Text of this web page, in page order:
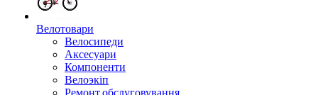
Велотовари
Велосипеди
Аксесуари
Компоненти
Велоэкіп
Ремонт.обслуговування,